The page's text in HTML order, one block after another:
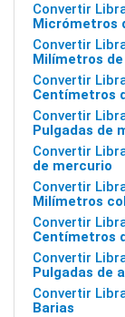
Convertir
Micrómetros
Convertir
Milímetros
Convertir
Centímetros
Convertir
Pulgadas de
Convertir
de mercurio
Convertir
Milímetros
Convertir
Centímetros
Convertir
Pulgadas de
Convertir
Barias